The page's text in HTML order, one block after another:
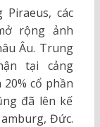
các
rộng ảnh
Âu. Trung
tại cảng
cổ phần
đã lên kế
Đức.